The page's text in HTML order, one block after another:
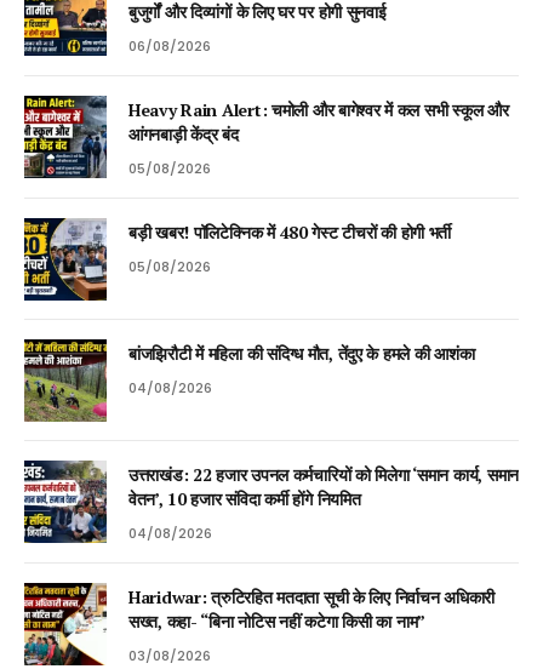
बुजुर्गों और दिव्यांगों के लिए घर पर होगी सुनवाई
06/08/2026
Heavy Rain Alert: चमोली और बागेश्वर में कल सभी स्कूल और
आंगनबाड़ी केंद्र बंद
05/08/2026
बड़ी खबर! पॉलिटेक्निक में 480 गेस्ट टीचरों की होगी भर्ती
05/08/2026
बांजझिरौटी में महिला की संदिग्ध मौत, तेंदुए के हमले की आशंका
04/08/2026
उत्तराखंड: 22 हजार उपनल कर्मचारियों को मिलेगा ‘समान कार्य, समान
वेतन’, 10 हजार संविदा कर्मी होंगे नियमित
04/08/2026
Haridwar: त्रुटिरहित मतदाता सूची के लिए निर्वाचन अधिकारी
सख्त, कहा- “बिना नोटिस नहीं कटेगा किसी का नाम”
03/08/2026